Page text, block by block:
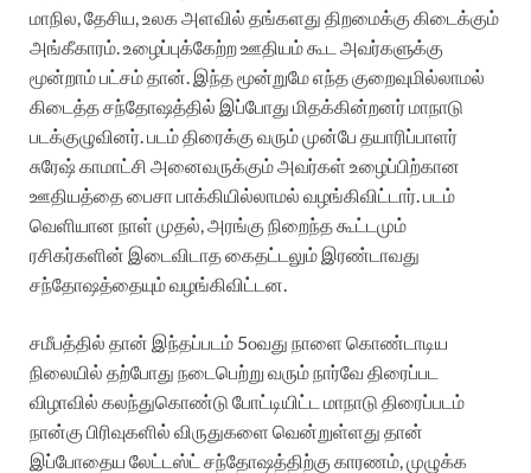
மாநில, தேசிய, உலக அளவில் தங்களது திறமைக்கு கிடைக்கும்
அங்கீகாரம். உழைப்புக்கேற்ற ஊதியம் கூட அவர்களுக்கு
மூன்றாம் பட்சம் தான். இந்த மூன்றுமே எந்த குறைவுமில்லாமல்
கிடைத்த சந்தோஷத்தில் இப்போது மிதக்கின்றனர் மாநாடு
படக்குழுவினர். படம் திரைக்கு வரும் முன்பே தயாரிப்பாளர்
சுரேஷ் காமாட்சி அனைவருக்கும் அவர்கள் உழைப்பிற்கான
ஊதியத்தை பைசா பாக்கியில்லாமல் வழங்கிவிட்டார். படம்
வெளியான நாள் முதல், அரங்கு நிறைந்த கூட்டமும்
ரசிகர்களின் இடைவிடாத கைதட்டலும் இரண்டாவது
சந்தோஷத்தையும் வழங்கிவிட்டன.
சமீபத்தில் தான் இந்தப்படம் 5௦வது நாளை கொண்டாடிய
நிலையில் தற்போது நடைபெற்று வரும் நார்வே திரைப்பட
விழாவில் கலந்துகொண்டு போட்டியிட்ட மாநாடு திரைப்படம்
நான்கு பிரிவுகளில் விருதுகளை வென்றுள்ளது தான்
இப்போதைய லேட்டஸ்ட் சந்தோஷத்திற்கு காரணம், முழுக்க